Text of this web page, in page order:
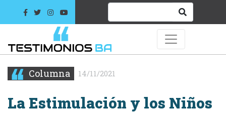
Columna 14/11/2021
La Estimulación y los Niños